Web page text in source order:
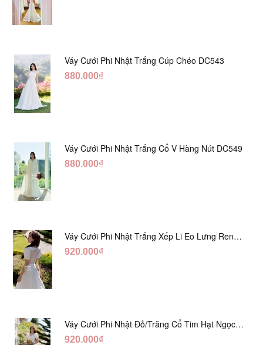
Váy Cưới Phi Nhật Trắng Cúp Chéo DC543
880.000₫
Váy Cưới Phi Nhật Trắng Cổ V Hàng Nút DC549
880.000₫
Váy Cưới Phi Nhật Trắng Xếp Li Eo Lưng Ren
DC547
920.000₫
Váy Cưới Phi Nhật Đỏ/Trăng Cổ Tim Hạt Ngọc
DC548
920.000₫